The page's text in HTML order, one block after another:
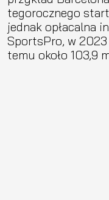
tegorocznego
jednak opłacalna
SportsPro, w
temu około 103,9